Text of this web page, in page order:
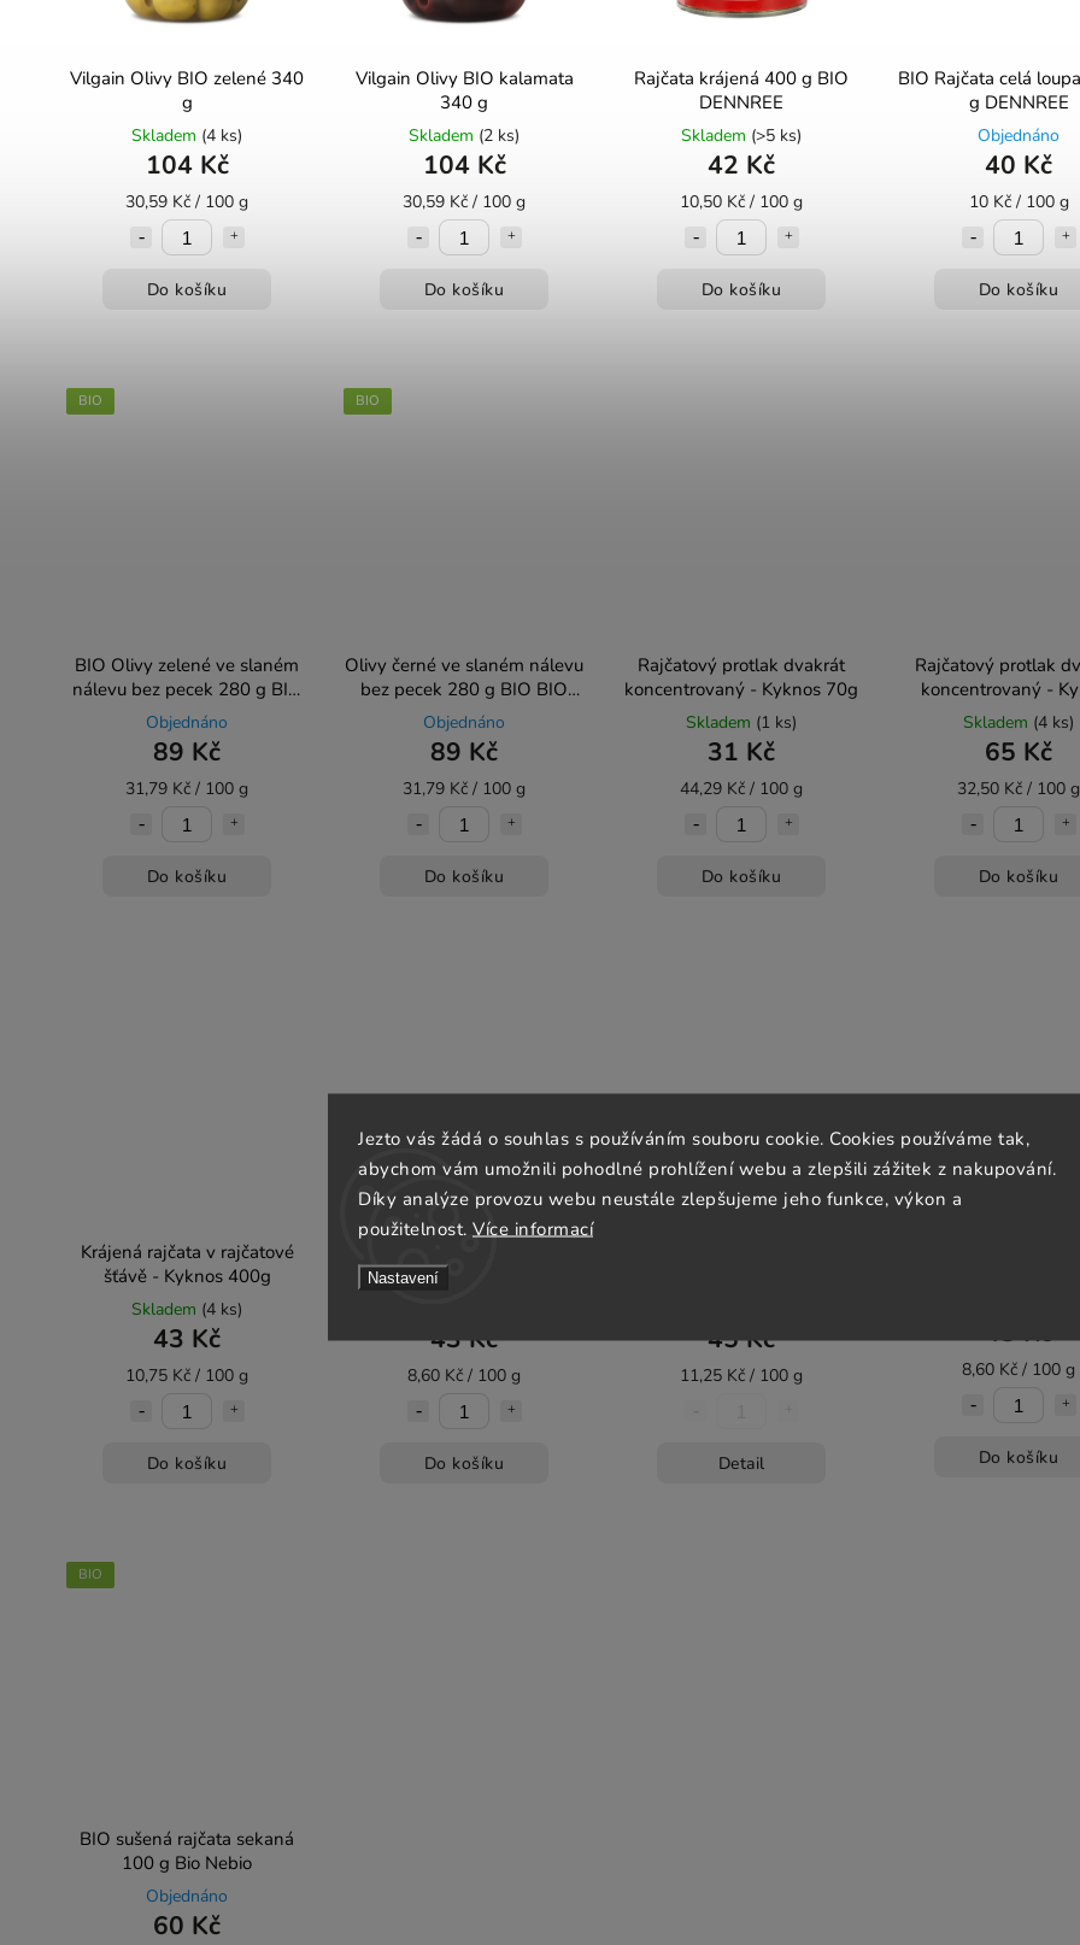
Jezto vás žádá o souhlas s používáním souboru cookie. Cookies používáme tak,
abychom vám umožnili pohodlné prohlížení webu a zlepšili zážitek z nakupování.
Díky analýze provozu webu neustále zlepšujeme jeho funkce, výkon a
použitelnost. Více informací
Nastavení
Vilgain Olivy BIO zelené 340
g
Skladem (4 ks)
104 Kč
30,59 Kč / 100 g
Do košíku
Vilgain Olivy BIO kalamata
340 g
Skladem (2 ks)
104 Kč
30,59 Kč / 100 g
Do košíku
Rajčata krájená 400 g BIO
DENNREE
Skladem (>5 ks)
42 Kč
10,50 Kč / 100 g
Do košíku
BIO Rajčata celá
g DENNREE
Objednáno
40 Kč
10 Kč / 100 g
Do košíku
BIO
BIO Olivy zelené ve slaném
nálevu bez pecek 280 g BIO
ORGANICA ITALIA
Objednáno
89 Kč
31,79 Kč / 100 g
Do košíku
BIO
Olivy černé ve slaném nálevu
bez pecek 280 g BIO BIO
ORGANICA ITALIA
Objednáno
89 Kč
31,79 Kč / 100 g
Do košíku
Rajčatový protlak dvakrát
koncentrovaný - Kyknos 70g
Skladem (1 ks)
31 Kč
44,29 Kč / 100 g
Do košíku
Rajčatový protlak
koncentrovaný -
200g
Skladem (4 ks)
65 Kč
32,50 Kč / 100 g
Do košíku
Krájená rajčata v rajčatové
šťávě - Kyknos 400g
Skladem (4 ks)
43 Kč
10,75 Kč / 100 g
Do košíku
- pyré - Kyknos 500g
43 Kč
8,60 Kč / 100 g
Do košíku
45 Kč
11,25 Kč / 100 g
Detail
43 Kč
8,60 Kč / 100 g
Do košíku
BIO
BIO sušená rajčata sekaná
100 g Bio Nebio
Objednáno
60 Kč